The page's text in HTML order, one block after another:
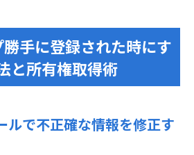
手に登録された時にす
と所有権取得術
ルで不正確な情報を修正す